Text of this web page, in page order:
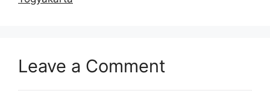
Leave a Comment